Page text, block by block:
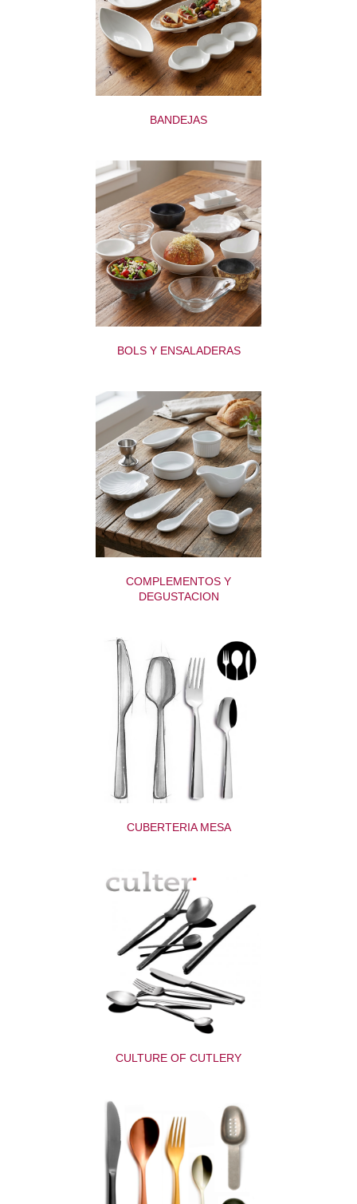
BANDEJAS
BOLS Y ENSALADERAS
COMPLEMENTOS Y
DEGUSTACION
CUBERTERIA MESA
CULTURE OF CUTLERY